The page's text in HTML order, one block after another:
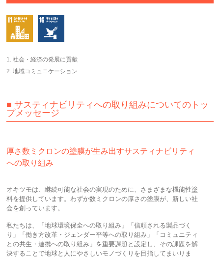
1. 社会・経済の発展に貢献
2. 地域コミュニケーション
■ サスティナビリティへの取り組みについてのトッ
プメッセージ
厚さ数ミクロンの塗膜が生み出すサスティナビリティ
への取り組み
オキツモは、継続可能な社会の実現のために、さまざまな機能性塗
料を提供しています。​わずか数ミクロンの厚さの塗膜が、新しい社
会を創っています。
私たちは、「地球環境保全への取り組み」「信頼される製品づく
り」「働き方改革・ジェンダー平等への取り組み」「コミュニティ
との共生・連携への取り組み」を重要課題と設定し、その課題を解
決することで地球と人にやさしいモノづくりを目指してまいりま